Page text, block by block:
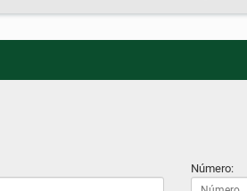
Número: